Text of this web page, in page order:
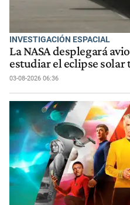
INVESTIGACIÓN ESPACIAL
La NASA desplegará
estudiar el eclipse solar
03-08-2026 06:36